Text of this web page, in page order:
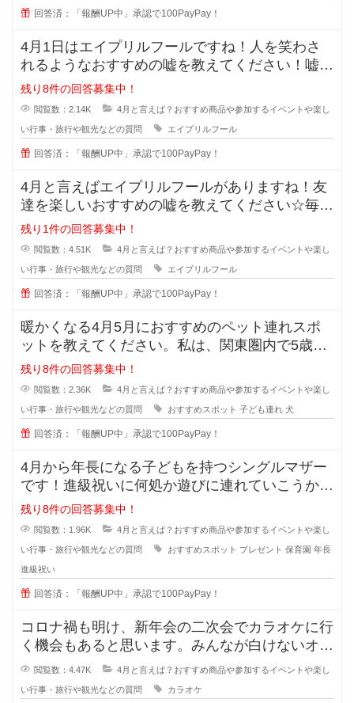
回答済：「報酬UP中」承認で100PayPay！
4月1日はエイプリルフールですね！人を笑わさ
れるようなおすすめの嘘を教えてください！嘘つ
きは泥棒のはじまりとよく言われて
残り8件の回答募集中！
閲覧数：2.14K 4月と言えば？おすすめ商品や参加するイベントや楽し
い行事・旅行や観光などの質問 エイプリルフール
回答済：「報酬UP中」承認で100PayPay！
4月と言えばエイプリルフールがありますね！友
達を楽しいおすすめの嘘を教えてください☆毎年
考えますが、中々上手に騙す事が出
残り1件の回答募集中！
閲覧数：4.51K 4月と言えば？おすすめ商品や参加するイベントや楽し
い行事・旅行や観光などの質問 エイプリルフール
回答済：「報酬UP中」承認で100PayPay！
暖かくなる4月5月におすすめのペット連れスポ
ットを教えてください。私は、関東圏内で5歳の
子ども1人と小型犬を2匹とで暮ら
残り8件の回答募集中！
閲覧数：2.36K 4月と言えば？おすすめ商品や参加するイベントや楽し
い行事・旅行や観光などの質問 おすすめスポット 子ども連れ 犬
回答済：「報酬UP中」承認で100PayPay！
4月から年長になる子どもを持つシングルマザー
です！進級祝いに何処か遊びに連れていこうか、
何かプレゼントをあげようか悩んで
残り8件の回答募集中！
閲覧数：1.96K 4月と言えば？おすすめ商品や参加するイベントや楽し
い行事・旅行や観光などの質問 おすすめスポット プレゼント 保育園 年長
進級祝い
回答済：「報酬UP中」承認で100PayPay！
コロナ禍も明け、新年会の二次会でカラオケに行
く機会もあると思います。みんなが白けないオス
スメのカラオケの曲はありますか？
閲覧数：4.47K 4月と言えば？おすすめ商品や参加するイベントや楽し
い行事・旅行や観光などの質問 カラオケ